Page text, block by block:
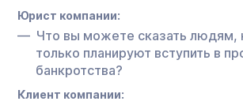
Юрист компании:
Что вы можете сказать людям,
только планируют вступить в
банкротства?
Клиент компании: